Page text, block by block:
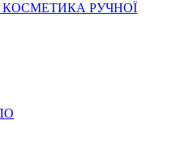
РУЧНОЇ